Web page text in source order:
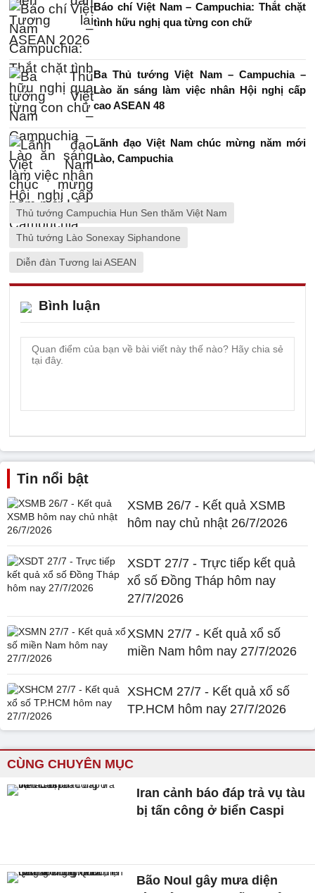
Báo chí Việt Nam – Campuchia: Thắt chặt
tình hữu nghị qua từng con chữ
Ba Thủ tướng Việt Nam – Campuchia –
Lào ăn sáng làm việc nhân Hội nghị cấp
cao ASEAN 48
Lãnh đạo Việt Nam chúc mừng năm mới
Lào, Campuchia
Thủ tướng Campuchia Hun Sen thăm Việt Nam
Thủ tướng Lào Sonexay Siphandone
Diễn đàn Tương lai ASEAN
Bình luận
Tin nổi bật
XSMB 26/7 - Kết quả XSMB
hôm nay chủ nhật 26/7/2026
XSDT 27/7 - Trực tiếp kết quả
xổ số Đồng Tháp hôm nay
27/7/2026
XSMN 27/7 - Kết quả xổ số
miền Nam hôm nay 27/7/2026
XSHCM 27/7 - Kết quả xổ số
TP.HCM hôm nay 27/7/2026
CÙNG CHUYÊN MỤC
Iran cảnh báo đáp trả vụ tàu
bị tấn công ở biển Caspi
Bão Noul gây mưa diện